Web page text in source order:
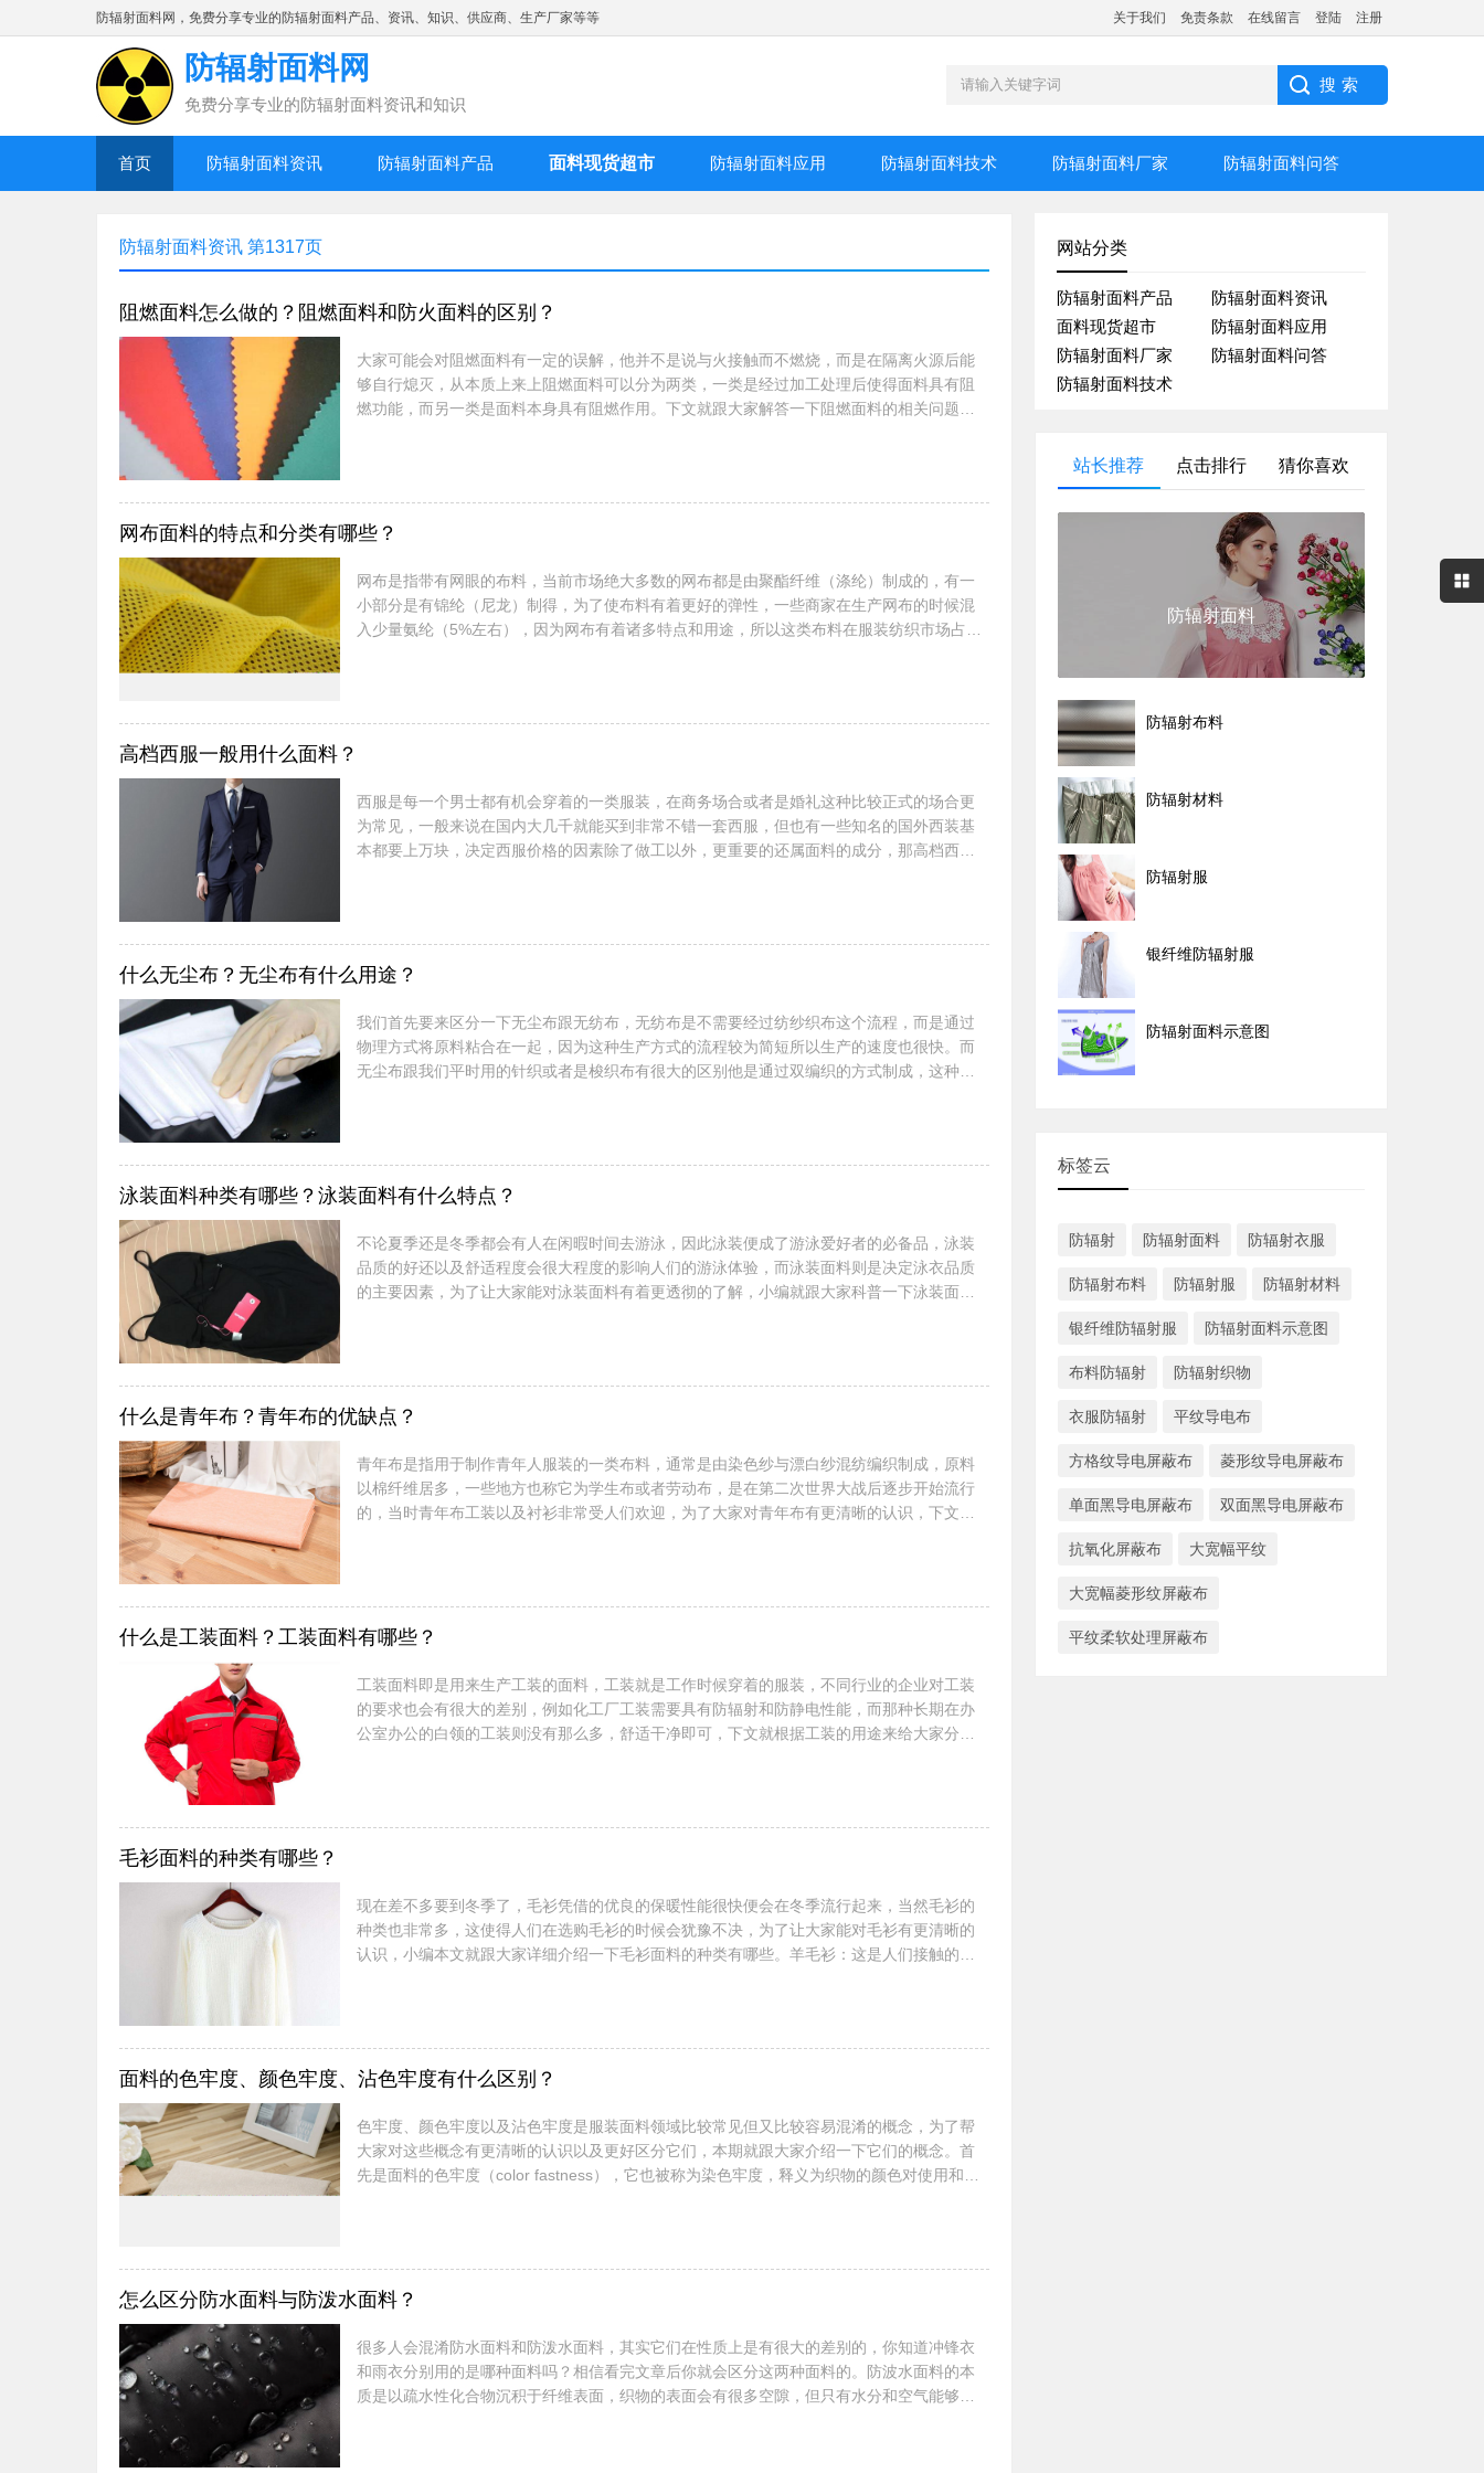
防辐射面料网，免费分享专业的防辐射面料产品、资讯、知识、供应商、生产厂家等等 关于我们 免责条款 在线留言 登陆 注册
防辐射面料网
免费分享专业的防辐射面料资讯和知识
首页 防辐射面料资讯 防辐射面料产品 面料现货超市 防辐射面料应用 防辐射面料技术 防辐射面料厂家 防辐射面料问答
防辐射面料资讯 第1317页
阻燃面料怎么做的？阻燃面料和防火面料的区别？
大家可能会对阻燃面料有一定的误解，他并不是说与火接触而不燃烧，而是在隔离火源后能
够自行熄灭，从本质上来上阻燃面料可以分为两类，一类是经过加工处理后使得面料具有阻
燃功能，而另一类是面料本身具有阻燃作用。下文就跟大家解答一下阻燃面料的相关问题。
的面料（本身具有阻燃成分），成本会以上面...
网布面料的特点和分类有哪些？
网布是指带有网眼的布料，当前市场绝大多数的网布都是由聚酯纤维（涤纶）制成的，有一
小部分是有锦纶（尼龙）制得，为了使布料有着更好的弹性，一些商家在生产网布的时候混
入少量氨纶（5%左右），因为网布有着诸多特点和用途，所以这类布料在服装纺织市场占有
用于制作鞋子的网布，例如各类运动鞋的鞋...
高档西服一般用什么面料？
西服是每一个男士都有机会穿着的一类服装，在商务场合或者是婚礼这种比较正式的场合更
为常见，一般来说在国内大几千就能买到非常不错一套西服，但也有一些知名的国外西装基
本都要上万块，决定西服价格的因素除了做工以外，更重要的还属面料的成分，那高档西服
贵，可以说是世界上好的西装面料之一。精仿纯...
什么无尘布？无尘布有什么用途？
我们首先要来区分一下无尘布跟无纺布，无纺布是不需要经过纺纱织布这个流程，而是通过
物理方式将原料粘合在一起，因为这种生产方式的流程较为简短所以生产的速度也很快。而
无尘布跟我们平时用的针织或者是梭织布有很大的区别他是通过双编织的方式制成，这种布
障的，当然一些用于医疗器械的无尘布会加上...
泳装面料种类有哪些？泳装面料有什么特点？
不论夏季还是冬季都会有人在闲暇时间去游泳，因此泳装便成了游泳爱好者的必备品，泳装
品质的好还以及舒适程度会很大程度的影响人们的游泳体验，而泳装面料则是决定泳衣品质
的主要因素，为了让大家能对泳装面料有着更透彻的了解，小编就跟大家科普一下泳装面料
的改良（加入5%左右的氨纶，泳衣更具有弹...
什么是青年布？青年布的优缺点？
青年布是指用于制作青年人服装的一类布料，通常是由染色纱与漂白纱混纺编织制成，原料
以棉纤维居多，一些地方也称它为学生布或者劳动布，是在第二次世界大战后逐步开始流行
的，当时青年布工装以及衬衫非常受人们欢迎，为了大家对青年布有更清晰的认识，下文将
及休闲衣的领域都能看到青年布的身影。当前...
什么是工装面料？工装面料有哪些？
工装面料即是用来生产工装的面料，工装就是工作时候穿着的服装，不同行业的企业对工装
的要求也会有很大的差别，例如化工厂工装需要具有防辐射和防静电性能，而那种长期在办
公室办公的白领的工装则没有那么多，舒适干净即可，下文就根据工装的用途来给大家分析
装的面料还是有一定的要求的，如果仅是简单...
毛衫面料的种类有哪些？
现在差不多要到冬季了，毛衫凭借的优良的保暖性能很快便会在冬季流行起来，当然毛衫的
种类也非常多，这使得人们在选购毛衫的时候会犹豫不决，为了让大家能对毛衫有更清晰的
认识，小编本文就跟大家详细介绍一下毛衫面料的种类有哪些。羊毛衫：这是人们接触的多
绒织成的毛衫质地轻盈且有着很强的保暖功效...
面料的色牢度、颜色牢度、沾色牢度有什么区别？
色牢度、颜色牢度以及沾色牢度是服装面料领域比较常见但又比较容易混淆的概念，为了帮
大家对这些概念有更清晰的认识以及更好区分它们，本期就跟大家介绍一下它们的概念。首
先是面料的色牢度（color fastness），它也被称为染色牢度，释义为织物的颜色对使用和加
较深区域扩散到另一个区域...
怎么区分防水面料与防泼水面料？
很多人会混淆防水面料和防泼水面料，其实它们在性质上是有很大的差别的，你知道冲锋衣
和雨衣分别用的是哪种面料吗？相信看完文章后你就会区分这两种面料的。防波水面料的本
质是以疏水性化合物沉积于纤维表面，织物的表面会有很多空隙，但只有水分和空气能够通
网站分类
防辐射面料产品
防辐射面料资讯
面料现货超市
防辐射面料应用
防辐射面料厂家
防辐射面料问答
防辐射面料技术
站长推荐 点击排行 猜你喜欢
防辐射面料
防辐射布料
防辐射材料
防辐射服
银纤维防辐射服
防辐射面料示意图
标签云
防辐射 防辐射面料 防辐射衣服
防辐射布料 防辐射服 防辐射材料
银纤维防辐射服 防辐射面料示意图
布料防辐射 防辐射织物
衣服防辐射 平纹导电布
方格纹导电屏蔽布 菱形纹导电屏蔽布
单面黑导电屏蔽布 双面黑导电屏蔽布
抗氧化屏蔽布 大宽幅平纹
大宽幅菱形纹屏蔽布
平纹柔软处理屏蔽布